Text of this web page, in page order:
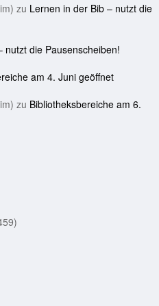
zu Lernen in der Bib – nutzt die
nutzt die Pausenscheiben!
am 4. Juni geöffnet
zu Bibliotheksbereiche am 6.